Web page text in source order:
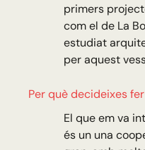
primers
com el de La
estudiat
per aquest
Per què decideixes
El que em va
és un una